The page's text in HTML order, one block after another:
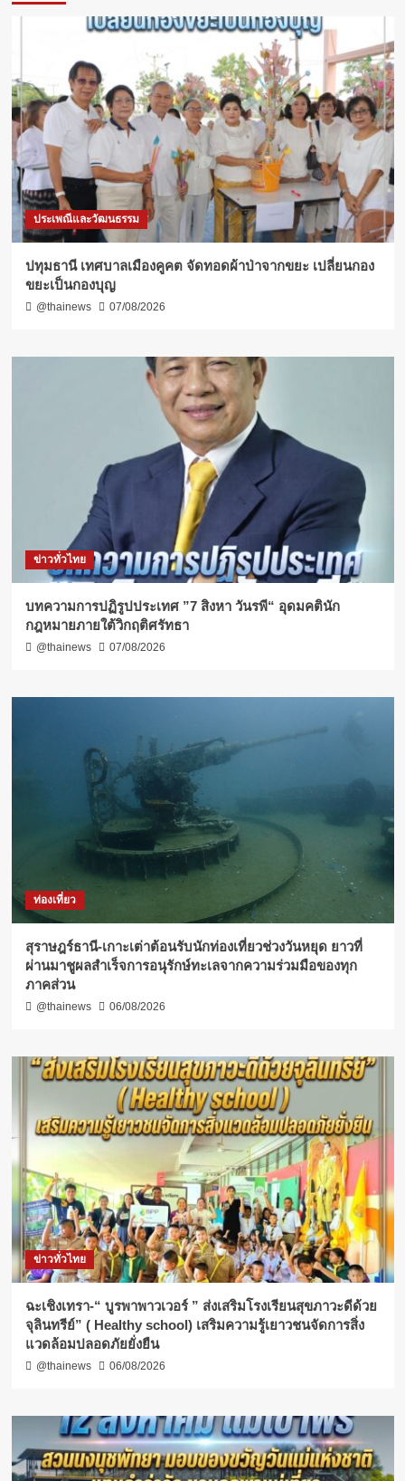
ประเพณีและวัฒนธรรม
ปทุมธานี เทศบาลเมืองคูคต จัดทอดผ้าป่าจากขยะ เปลี่ยนกอง
ขยะเป็นกองบุญ
@thainews 07/08/2026
ข่าวทั่วไทย
บทความการปฏิรูปประเทศ ”7 สิงหา วันรพี“ อุดมคตินัก
กฎหมายภายใต้วิกฤติศรัทธา
@thainews 07/08/2026
ท่องเที่ยว
สุราษฎร์ธานี-เกาะเต่าต้อนรับนักท่องเที่ยวช่วงวันหยุด ยาวที่
ผ่านมาชูผลสำเร็จการอนุรักษ์ทะเลจากความร่วมมือของทุก
ภาคส่วน
@thainews 06/08/2026
ข่าวทั่วไทย
ฉะเชิงเทรา-​“ บูรพาพาวเวอร์ ” ส่งเสริมโรงเรียนสุขภาวะดีด้วย
จุลินทรีย์” ( Healthy school) เสริมความรู้เยาวชนจัดการสิ่ง
แวดล้อมปลอดภัยยั่งยืน
@thainews 06/08/2026